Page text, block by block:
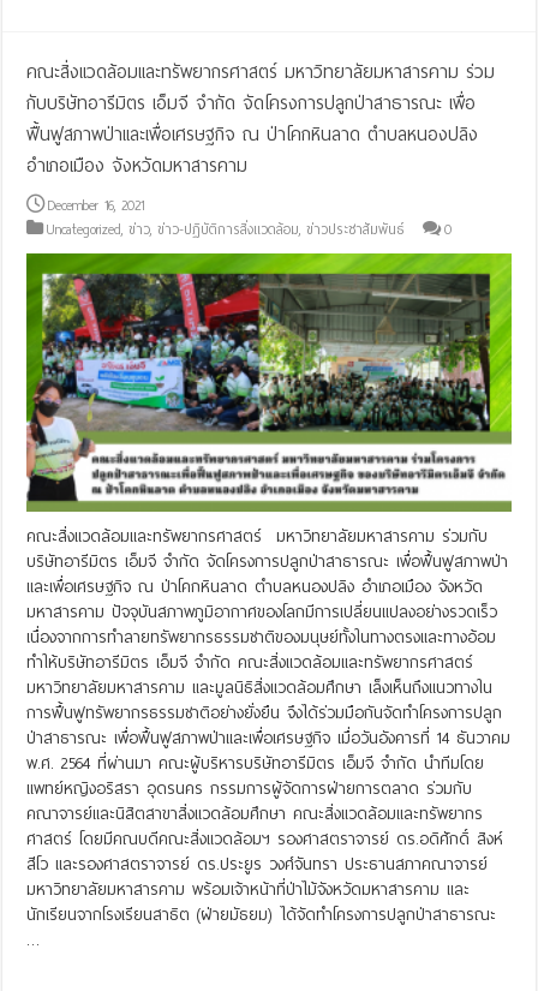
คณะสิ่งแวดล้อมและทรัพยากรศาสตร์ มหาวิทยาลัยมหาสารคาม ร่วม
กับบริษัทอารีมิตร เอ็มจี จำกัด จัดโครงการปลูกป่าสาธารณะ เพื่อ
ฟื้นฟูสภาพป่าและเพื่อเศรษฐกิจ ณ ป่าโคกหินลาด ตำบลหนองปลิง
อำเภอเมือง จังหวัดมหาสารคาม
December 16, 2021
Uncategorized,ข่าว,ข่าว-ปฏิบัติการสิ่งแวดล้อม,ข่าวประชาสัมพันธ์ 0
คณะสิ่งแวดล้อมและทรัพยากรศาสตร์ มหาวิทยาลัยมหาสารคาม ร่วมกับ
บริษัทอารีมิตร เอ็มจี จำกัด จัดโครงการปลูกป่าสาธารณะ เพื่อฟื้นฟูสภาพป่า
และเพื่อเศรษฐกิจ ณ ป่าโคกหินลาด ตำบลหนองปลิง อำเภอเมือง จังหวัด
มหาสารคาม ปัจจุบันสภาพภูมิอากาศของโลกมีการเปลี่ยนแปลงอย่างรวดเร็ว
เนื่องจากการทำลายทรัพยากรธรรมชาติของมนุษย์ทั้งในทางตรงและทางอ้อม
ทำให้บริษัทอารีมิตร เอ็มจี จำกัด คณะสิ่งแวดล้อมและทรัพยากรศาสตร์
มหาวิทยาลัยมหาสารคาม และมูลนิธิสิ่งแวดล้อมศึกษา เล็งเห็นถึงแนวทางใน
การฟื้นฟูทรัพยากรธรรมชาติอย่างยั่งยืน จึงได้ร่วมมือกันจัดทำโครงการปลูก
ป่าสาธารณะ เพื่อฟื้นฟูสภาพป่าและเพื่อเศรษฐกิจ เมื่อวันอังคารที่ 14 ธันวาคม
พ.ศ. 2564 ที่ผ่านมา คณะผู้บริหารบริษัทอารีมิตร เอ็มจี จำกัด นำทีมโดย
แพทย์หญิงอริสรา อุดรนคร กรรมการผู้จัดการฝ่ายการตลาด ร่วมกับ
คณาจารย์และนิสิตสาขาสิ่งแวดล้อมศึกษา คณะสิ่งแวดล้อมและทรัพยากร
ศาสตร์ โดยมีคณบดีคณะสิ่งแวดล้อมฯ รองศาสตราจารย์ ดร.อดิศักดิ์ สิงห์
สีโว และรองศาสตราจารย์ ดร.ประยูร วงศ์จันทรา ประธานสภาคณาจารย์
มหาวิทยาลัยมหาสารคาม พร้อมเจ้าหน้าที่ป่าไม้จังหวัดมหาสารคาม และ
นักเรียนจากโรงเรียนสาธิต (ฝ่ายมัธยม) ได้จัดทำโครงการปลูกป่าสาธารณะ
…